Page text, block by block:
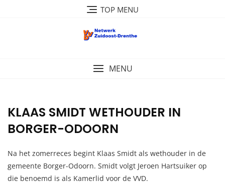
TOP MENU
MENU
KLAAS SMIDT WETHOUDER IN
BORGER-ODOORN
Na het zomerreces begint Klaas Smidt als wethouder in de
gemeente Borger-Odoorn. Smidt volgt Jeroen Hartsuiker op
die benoemd is als Kamerlid voor de VVD.